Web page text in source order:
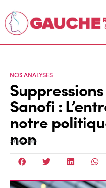
NOS ANALYSES
Sanofi :
notre
non
28 Juin 2019